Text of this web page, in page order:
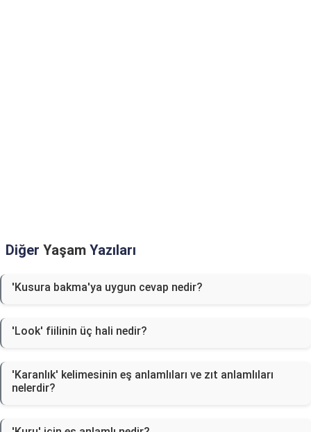
Diğer Yaşam Yazıları
'Kusura bakma'ya uygun cevap nedir?
'Look' fiilinin üç hali nedir?
'Karanlık' kelimesinin eş anlamlıları ve zıt anlamlıları
nelerdir?